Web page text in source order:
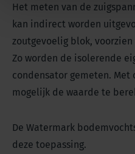
Het meten van de
kan indirect worden
zoutgevoelig blok,
Zo worden de isolerende
condensator gemeten. Met
mogelijk de waarde te
De Watermark
deze toepassing.